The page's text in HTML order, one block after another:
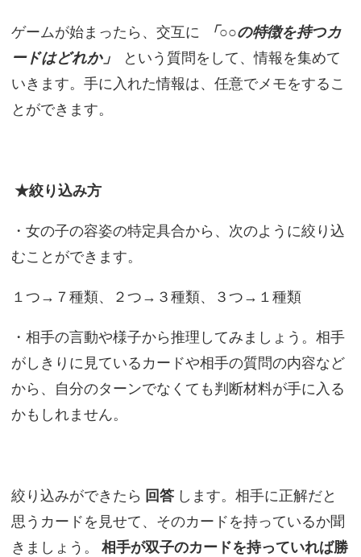
ゲームが始まったら、交互に
「○○の特徴を持つカ
ードはどれか」
という質問をして、情報を集めて
いきます。手に入れた情報は、任意でメモをするこ
とができます。
★絞り込み方
・女の子の容姿の特定具合から、次のように絞り込
むことができます。
１つ→７種類、２つ→３種類、３つ→１種類
・相手の言動や様子から推理してみましょう。相手
がしきりに見ているカードや相手の質問の内容など
から、自分のターンでなくても判断材料が手に入る
かもしれません。
絞り込みができたら 回答 します。相手に正解だと
思うカードを見せて、そのカードを持っているか聞
きましょう。
相手が双子のカードを持っていれば勝